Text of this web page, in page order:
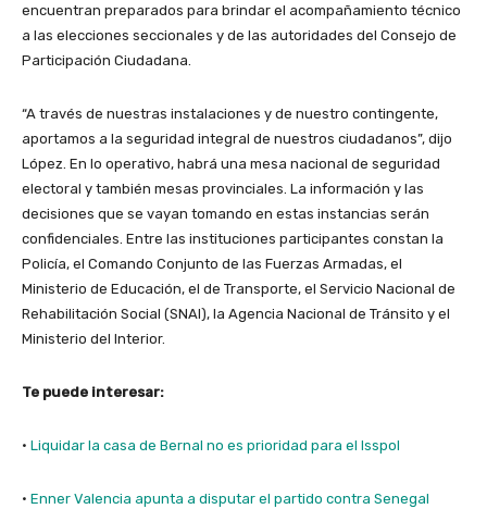
encuentran preparados para brindar el acompañamiento técnico
a las elecciones seccionales y de las autoridades del Consejo de
Participación Ciudadana.
“A través de nuestras instalaciones y de nuestro contingente,
aportamos a la seguridad integral de nuestros ciudadanos”, dijo
López. En lo operativo, habrá una mesa nacional de seguridad
electoral y también mesas provinciales. La información y las
decisiones que se vayan tomando en estas instancias serán
confidenciales. Entre las instituciones participantes constan la
Policía, el Comando Conjunto de las Fuerzas Armadas, el
Ministerio de Educación, el de Transporte, el Servicio Nacional de
Rehabilitación Social (SNAI), la Agencia Nacional de Tránsito y el
Ministerio del Interior.
Te puede interesar:
· Liquidar la casa de Bernal no es prioridad para el Isspol
· Enner Valencia apunta a disputar el partido contra Senegal